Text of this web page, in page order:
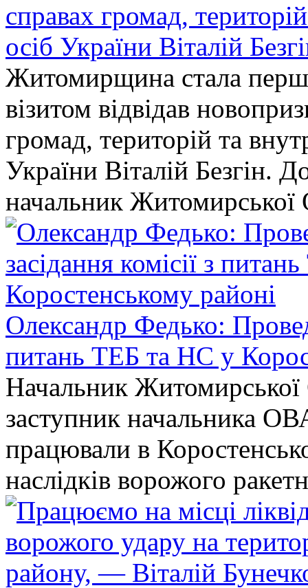
справах громад,
осіб України Віталій
Житомирщина стала
візитом відвідав
громад, територій та
України Віталій Безгін.
начальник
Олександр Федько:
питань ТЕБ та НС у
Начальник
заступник начальника
працювали в
наслідків ворожого